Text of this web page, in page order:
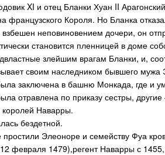
XI и отец Бланки Хуан II
Короля. Но Бланка
неповиновением дочери, он
становится пленницей в доме
злейшим врагам Бланки, и,
своим наследником бывшего мужа
заключена в башню Монкада, где и
отравлена по приказу сестры,
Наварры.
бездетной.
Элеоноре и семейству Фуа
февраля 1479),регент Наварры с